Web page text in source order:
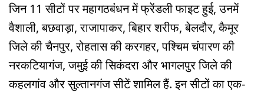
जिन 11 सीटों पर महागठबंंधन में फ्रेंडली फाइट हुई, उनमें
वैशाली, बछवाड़ा, राजापाकर, बिहार शरीफ, बेलदौर, कैमूर
जिले की चैनपुर, रोहतास की करगहर, पश्चिम चंपारण की
नरकटियागंज, जमुई की सिकंदरा और भागलपुर जिले की
कहलगांव और सुल्तानगंज सीटें शामिल हैं. इन सीटों का एक-